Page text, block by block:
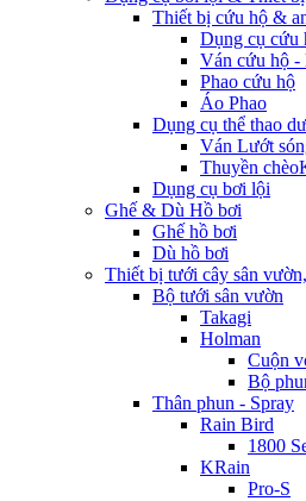
Thiết bị cứu hộ &
Dụng cụ cứu
Ván cứu hộ -
Phao cứu hộ
Áo Phao
Dụng cụ thể thao
Ván Lướt
Thuyền
Dụng cụ bơi lội
Ghế & Dù Hồ bơi
Ghế hồ bơi
Dù hồ bơi
Thiết bị tưới cây sân
Bộ tưới sân vườn
Takagi
Holman
Cuộn
Bộ
Thân phun - Spray
Rain Bird
1800
KRain
Pro-S